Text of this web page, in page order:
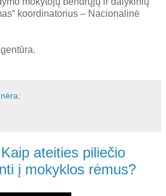
koordinatorius – Nacionalinė
ateities piliečio
į mokyklos rėmus?